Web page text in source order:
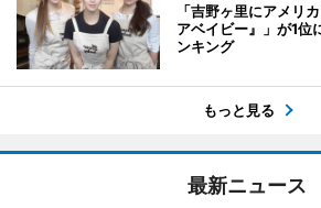
「吉野ヶ里にアメリ
アベイビー』」が1
ンキング
もっと見る
最新ニュース